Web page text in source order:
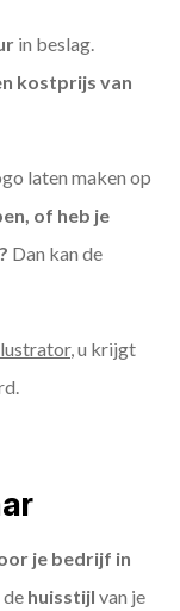
in beslag.
kostprijs van
laten maken op
of heb je
Dan kan de
, u krijgt
je bedrijf in
de huisstijl van je